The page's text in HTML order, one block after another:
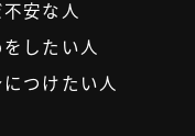
安な人
したい人
つけたい人